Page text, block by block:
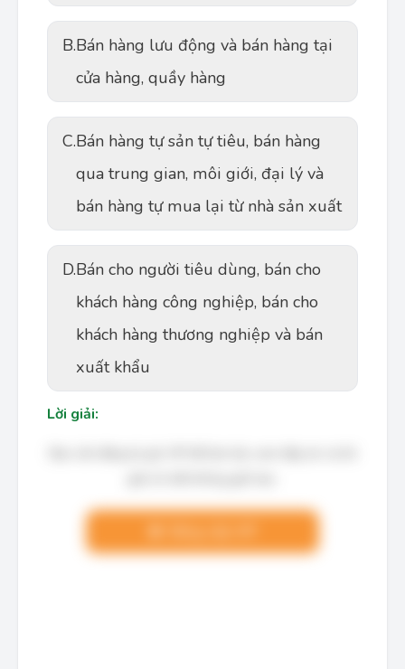
B.Bán hàng lưu động và bán hàng tại
cửa hàng, quầy hàng
C.Bán hàng tự sản tự tiêu, bán hàng
qua trung gian, môi giới, đại lý và
bán hàng tự mua lại từ nhà sản xuất
D.Bán cho người tiêu dùng, bán cho
khách hàng công nghiệp, bán cho
khách hàng thương nghiệp và bán
xuất khẩu
Lời giải: